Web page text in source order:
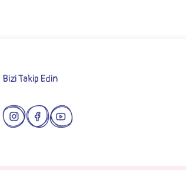
Bizi Takip Edin